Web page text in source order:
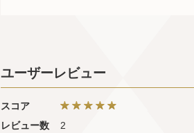
ユーザーレビュー
スコア
レビュー数
2